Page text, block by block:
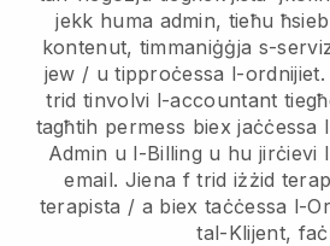
jekk huma admin, tieħu
kontenut, timmaniġġja s-
jew / u tipproċessa l-
trid tinvolvi l-accountant
tagħtih permess biex
Admin u l-Billing u hu
email. Jiena f trid iżżid
terapista / a biex taċċessa l-
tal-Klijent,